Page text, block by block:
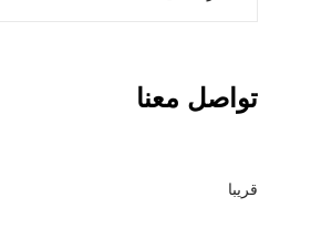
تواصل معنا
قريبا